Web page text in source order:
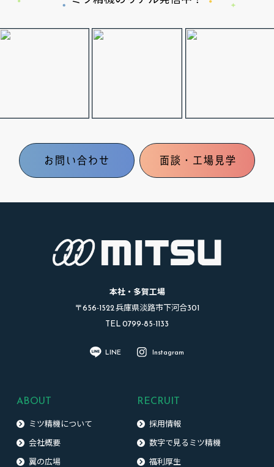
お問い合わせ 面談・工場見学
本社・多賀工場
〒656-1522 兵庫県淡路市下河合301
TEL 0799-85-1133
LINE Instagram
ABOUT
ミツ精機について
会社概要
翼の広場
RECRUIT
採用情報
数字で見るミツ精機
福利厚生